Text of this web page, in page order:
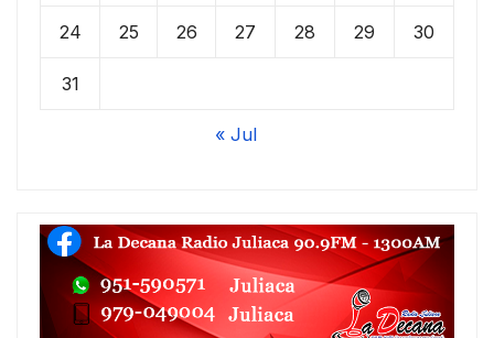
24 25 26 27 28 29 30
31
« Jul